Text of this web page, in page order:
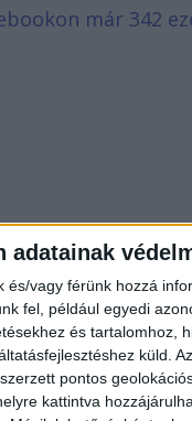
adatainak
vagy férünk hozzá
fel, például egyedi
és tartalomhoz,
küld.
pontos
kattintva
már 342